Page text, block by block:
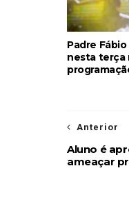
Padre
nesta terça
Anterior
Aluno é
ameaçar